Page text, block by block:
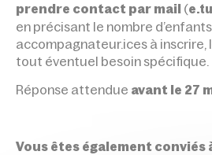
prendre contact par mail (
en précisant le nombre
accompagnateur.ices à inscrire,
tout éventuel besoin spécifique.
Réponse attendue avant le 27
Vous êtes également conviés